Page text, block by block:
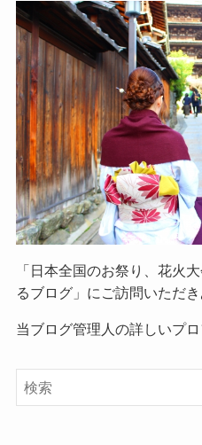
「日本全国のお祭り、花火
るブログ」 にご訪問いただ
当ブログ管理人の詳しいプ